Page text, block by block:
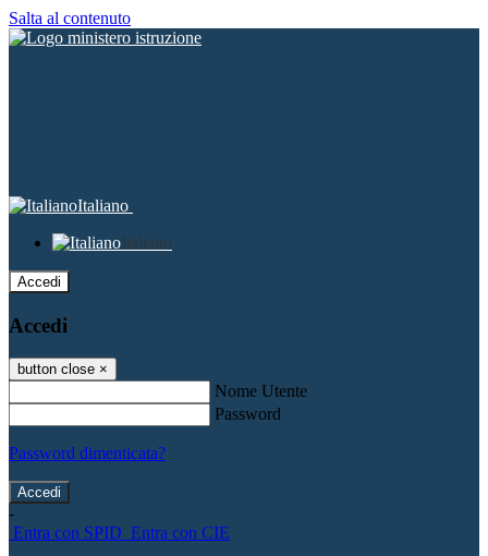
Salta al contenuto
Italiano
Italiano
Accedi
Accedi
button close ×
Nome Utente
Password
Password dimenticata?
-
Entra con SPID Entra con CIE